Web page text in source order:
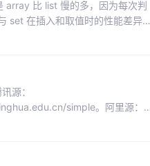
array 比 list 慢的多，因为每次判
set 在插入和取值时的性能差异，
谨慎分配的场景，其他场景均
源：
simple。阿里源：
。